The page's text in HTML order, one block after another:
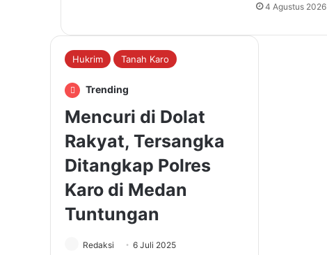
4 Agustus 2026